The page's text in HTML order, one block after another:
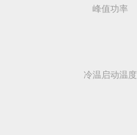
峰值功率
冷温启动温度